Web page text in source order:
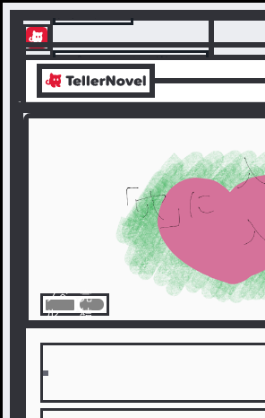
テラーノベル
アプリでサクサク楽しめる
ノベ
ル
完
結